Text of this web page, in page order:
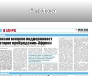
4 полоса